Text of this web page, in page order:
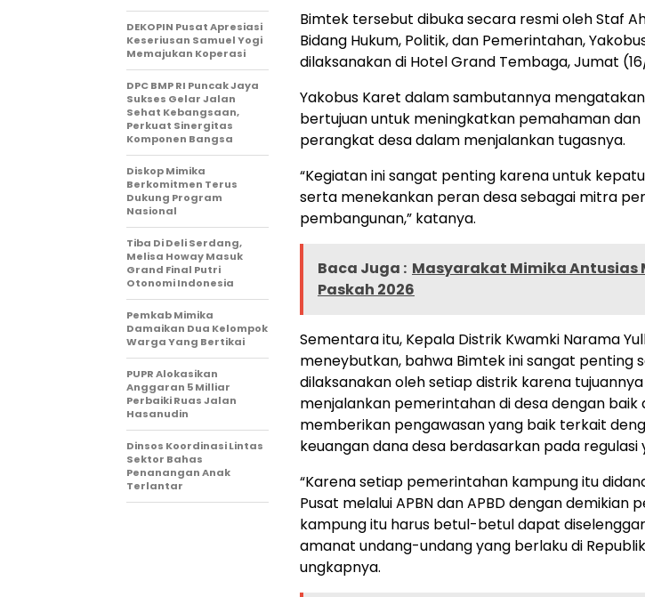
Bimtek tersebut dibuka secara resmi oleh Staf
Bidang Hukum, Politik, dan Pemerintahan,
dilaksanakan di Hotel Grand Tembaga, Jumat
Yakobus Karet dalam sambutannya
bertujuan untuk meningkatkan pemahaman dan
perangkat desa dalam menjalankan tugasnya.
“Kegiatan ini sangat penting karena untuk
serta menekankan peran desa sebagai mitra
pembangunan,” katanya.
Baca Juga : Masyarakat Mimika Antusias
Paskah 2026
Sementara itu, Kepala Distrik Kwamki Narama
meneybutkan, bahwa Bimtek ini sangat penting
dilaksanakan oleh setiap distrik karena
menjalankan pemerintahan di desa dengan
memberikan pengawasan yang baik terkait
keuangan dana desa berdasarkan pada regulasi
“Karena setiap pemerintahan kampung itu
Pusat melalui APBN dan APBD dengan demikian
kampung itu harus betul-betul dapat
amanat undang-undang yang berlaku di Republik
ungkapnya.
DEKOPIN Pusat Apresiasi
Keseriusan Samuel Yogi
Memajukan Koperasi
DPC BMP RI Puncak Jaya
Sukses Gelar Jalan
Sehat Kebangsaan,
Perkuat Sinergitas
Komponen Bangsa
Diskop Mimika
Berkomitmen Terus
Dukung Program
Nasional
Tiba Di Deli Serdang,
Melisa Howay Masuk
Grand Final Putri
Otonomi Indonesia
Pemkab Mimika
Damaikan Dua Kelompok
Warga Yang Bertikai
PUPR Alokasikan
Anggaran 5 Milliar
Perbaiki Ruas Jalan
Hasanudin
Dinsos Koordinasi Lintas
Sektor Bahas
Penanangan Anak
Terlantar